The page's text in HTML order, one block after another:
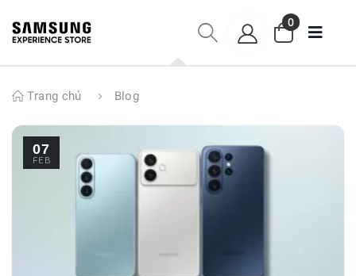
0
Trang chủ Blog
07
FEB